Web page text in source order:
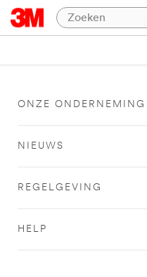
ONZE ONDERNEMING
NIEUWS
REGELGEVING
HELP